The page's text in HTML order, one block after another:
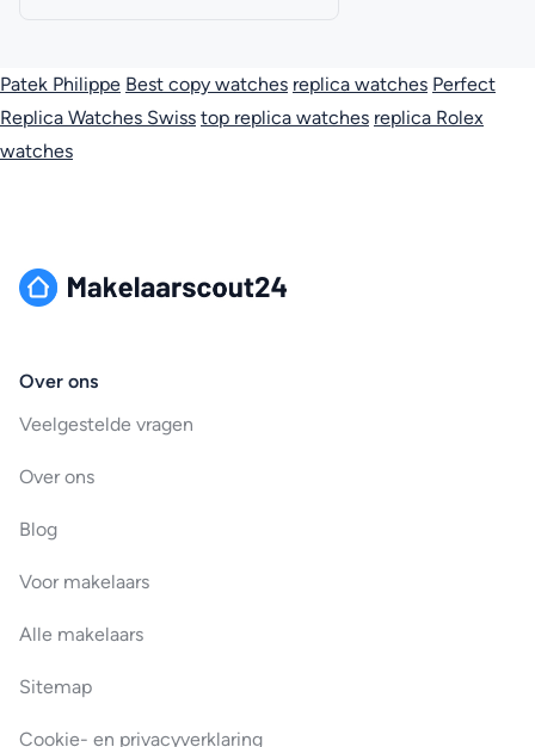
Patek Philippe Best copy watches replica watches Perfect
Replica Watches Swiss top replica watches replica Rolex
watches
Over ons
Veelgestelde vragen
Over ons
Blog
Voor makelaars
Alle makelaars
Sitemap
Cookie- en privacyverklaring